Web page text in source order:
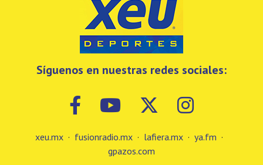
Síguenos en nuestras redes sociales:
xeu.mx · fusionradio.mx · lafiera.mx · ya.fm ·
gpazos.com